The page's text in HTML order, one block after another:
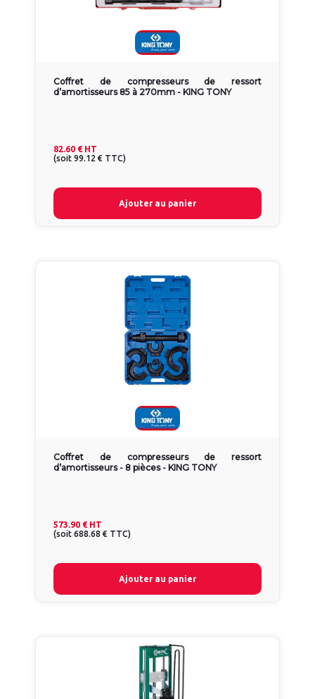
Coffret de compresseurs de ressort
d’amortisseurs 85 à 270mm - KING TONY
82.60 € HT
(soit 99.12 € TTC)
Ajouter au panier
Coffret de compresseurs de ressort
d’amortisseurs - 8 pièces - KING TONY
573.90 € HT
(soit 688.68 € TTC)
Ajouter au panier